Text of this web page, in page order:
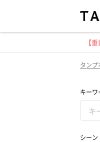
【
タンプ
キーワ
シーン